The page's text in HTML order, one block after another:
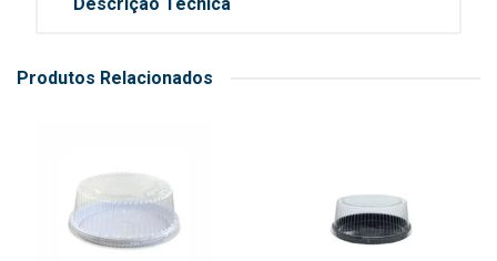
Produtos Relacionados